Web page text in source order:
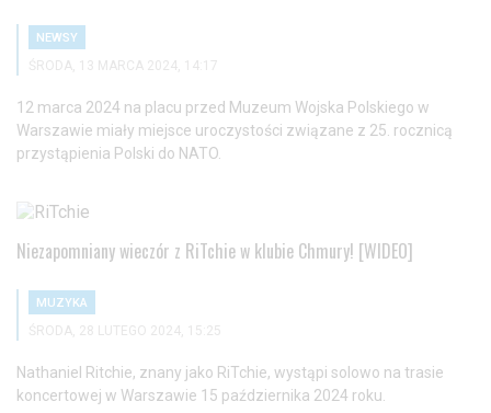
NEWSY
ŚRODA, 13 MARCA 2024, 14:17
12 marca 2024 na placu przed Muzeum Wojska Polskiego w
Warszawie miały miejsce uroczystości związane z 25. rocznicą
przystąpienia Polski do NATO.
Niezapomniany wieczór z RiTchie w klubie Chmury! [WIDEO]
MUZYKA
ŚRODA, 28 LUTEGO 2024, 15:25
Nathaniel Ritchie, znany jako RiTchie, wystąpi solowo na trasie
koncertowej w Warszawie 15 października 2024 roku.